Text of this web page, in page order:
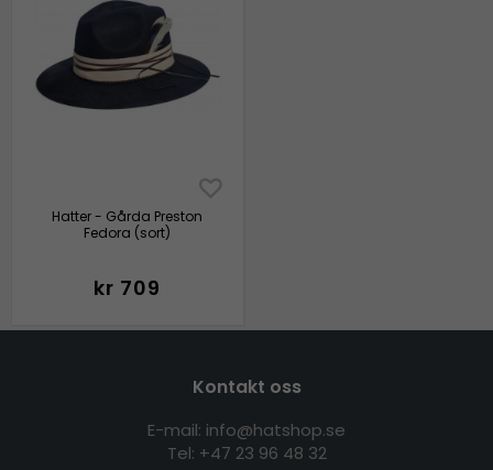
Hatter - Gårda Preston
Fedora (sort)
kr 709
Kontakt oss
E-mail: info@hatshop.se
Tel: +47 23 96 48 32